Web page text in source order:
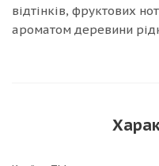
відтінків, фруктових
ароматом деревини